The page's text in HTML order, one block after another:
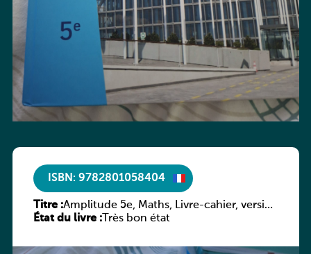
ISBN: 9782801058404
Titre :Amplitude 5e, Maths, Livre-cahier, version
luxembourgeoise
État du livre :Très bon état